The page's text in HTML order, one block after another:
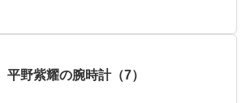
平野紫耀の腕時計（7）